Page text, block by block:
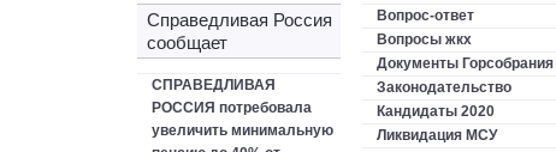
Справедливая Россия
сообщает
СПРАВЕДЛИВАЯ
РОССИЯ потребовала
увеличить минимальную
Вопрос-ответ
Вопросы жкх
Документы Горсобрания
Законодательство
Кандидаты 2020
Ликвидация МСУ